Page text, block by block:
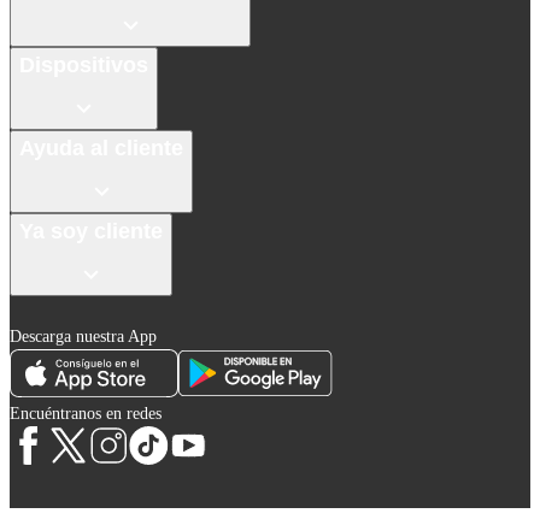
Descarga nuestra App
Encuéntranos en redes